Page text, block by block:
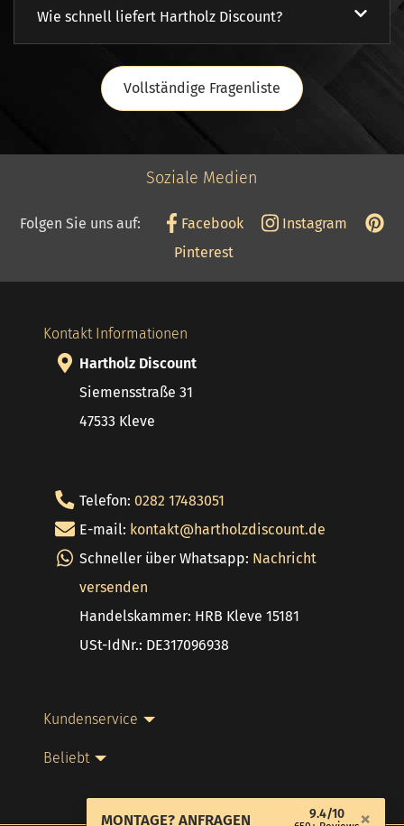
MONTAGE? ANFRAGEN 9.4/10 ×
Wie schnell liefert Hartholz Discount?
Vollständige Fragenliste
Soziale Medien
Folgen Sie uns auf: Facebook
Instagram
Pinterest
Kontakt Informationen
Hartholz Discount
Siemensstraße 31
47533 Kleve
Telefon: 0282 17483051
E-mail: kontakt@hartholzdiscount.de
Schneller über Whatsapp: Nachricht
versenden
Handelskammer: HRB Kleve 15181
USt-IdNr.: DE317096938
Kundenservice
Beliebt